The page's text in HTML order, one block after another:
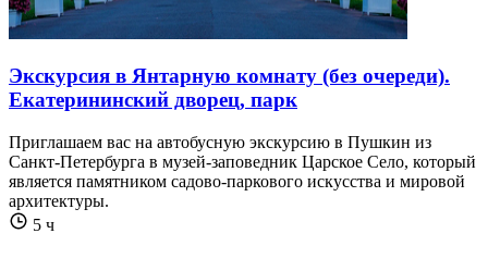
Экскурсия в Янтарную комнату (без очереди).
Екатерининский дворец, парк
Приглашаем вас на автобусную экскурсию в Пушкин из
Санкт-Петербурга в музей-заповедник Царское Село, который
является памятником садово-паркового искусства и мировой
архитектуры.
5 ч